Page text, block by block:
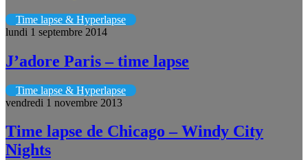
Time lapse & Hyperlapse
lundi 1 septembre 2014
J’adore Paris – time lapse
Time lapse & Hyperlapse
vendredi 1 novembre 2013
Time lapse de Chicago – Windy City
Nights